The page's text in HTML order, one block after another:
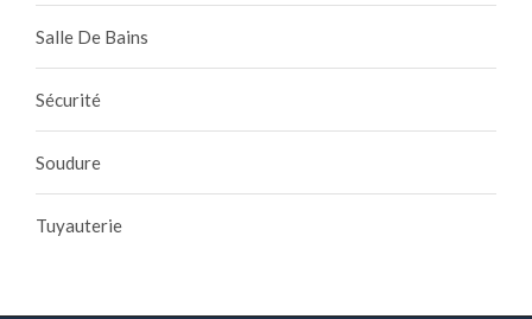
Salle De Bains
Sécurité
Soudure
Tuyauterie